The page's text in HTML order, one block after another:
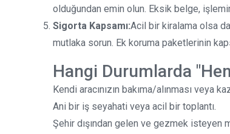
olduğundan emin olun. Eksik belge,
Sigorta Kapsamı:Acil bir kiralama olsa
mutlaka sorun. Ek koruma paketlerinin
Hangi Durumlarda
Kendi aracınızın bakıma/alınması veya
Ani bir iş seyahati veya acil bir toplantı.
Şehir dışından gelen ve gezmek isteyen